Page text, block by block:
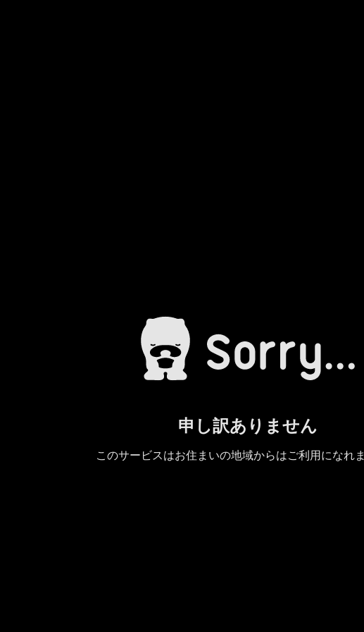
申し訳ありません
このサービスはお住まいの地域からはご利用になれま